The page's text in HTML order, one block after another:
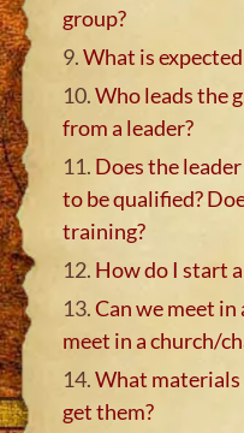
group?
9.What is
10.Who leads the
from a leader?
11. Does the
to be qualified?
training?
12. How do I start
13.Can we meet in
meet in a church/
14.What materials
get them?